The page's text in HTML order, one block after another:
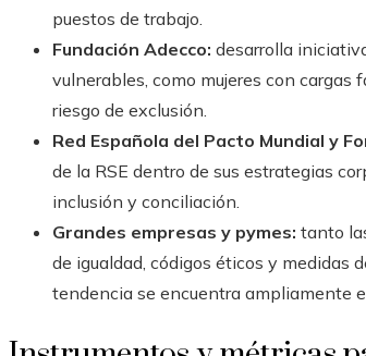
puestos de trabajo.
Fundación Adecco: desarrolla
vulnerables, como mujeres con
riesgo de exclusión.
Red Española del Pacto Mundial y
de la RSE dentro de sus estrategias
inclusión y conciliación.
Grandes empresas y pymes: tanto
de igualdad, códigos éticos y medidas
tendencia se encuentra ampliamente